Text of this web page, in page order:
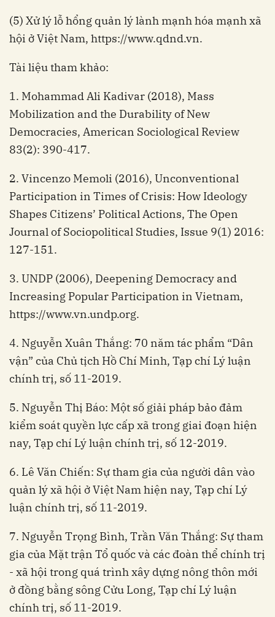
(5) Xử lý lỗ hổng quản lý lành mạnh hóa mạnh xã
hội ở Việt Nam, https://www.qdnd.vn.
Tài liệu tham khảo:
1. Mohammad Ali Kadivar (2018), Mass
Mobilization and the Durability of New
Democracies, American Sociological Review
83(2): 390-417.
2. Vincenzo Memoli (2016), Unconventional
Participation in Times of Crisis: How Ideology
Shapes Citizens’ Political Actions, The Open
Journal of Sociopolitical Studies, Issue 9(1) 2016:
127-151.
3. UNDP (2006), Deepening Democracy and
Increasing Popular Participation in Vietnam,
https://www.vn.undp.org.
4. Nguyễn Xuân Thắng: 70 năm tác phẩm “Dân
vận” của Chủ tịch Hồ Chí Minh, Tạp chí Lý luận
chính trị, số 11-2019.
5. Nguyễn Thị Báo: Một số giải pháp bảo đảm
kiểm soát quyền lực cấp xã trong giai đoạn hiện
nay, Tạp chí Lý luận chính trị, số 12-2019.
6. Lê Văn Chiến: Sự tham gia của người dân vào
quản lý xã hội ở Việt Nam hiện nay, Tạp chí Lý
luận chính trị, số 11-2019.
7. Nguyễn Trọng Bình, Trần Văn Thắng: Sự tham
gia của Mặt trận Tổ quốc và các đoàn thể chính trị
- xã hội trong quá trình xây dựng nông thôn mới
ở đồng bằng sông Cửu Long, Tạp chí Lý luận
chính trị, số 11-2019.